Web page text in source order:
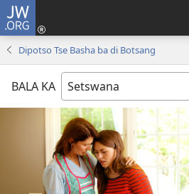
JW.ORG
Dipotso Tse Basha ba di Botsang
BALA KA